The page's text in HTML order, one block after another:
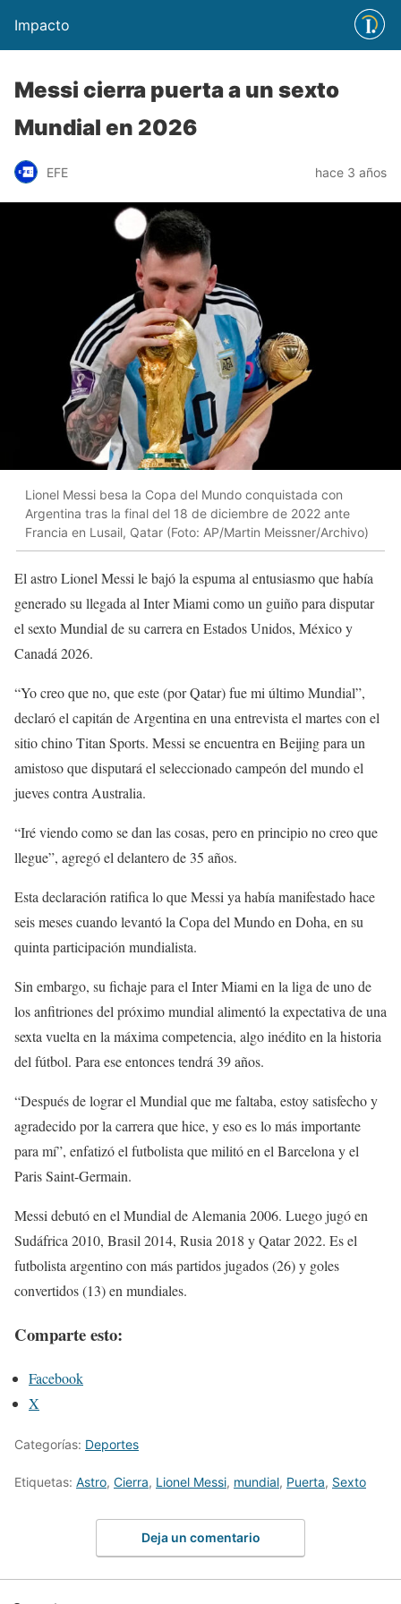
Impacto
Messi cierra puerta a un sexto
Mundial en 2026
EFE hace 3 años
Lionel Messi besa la Copa del Mundo conquistada con
Argentina tras la final del 18 de diciembre de 2022 ante
Francia en Lusail, Qatar (Foto: AP/Martin Meissner/Archivo)
El astro Lionel Messi le bajó la espuma al entusiasmo que había
generado su llegada al Inter Miami como un guiño para disputar
el sexto Mundial de su carrera en Estados Unidos, México y
Canadá 2026.
“Yo creo que no, que este (por Qatar) fue mi último Mundial”,
declaró el capitán de Argentina en una entrevista el martes con el
sitio chino Titan Sports. Messi se encuentra en Beijing para un
amistoso que disputará el seleccionado campeón del mundo el
jueves contra Australia.
“Iré viendo como se dan las cosas, pero en principio no creo que
llegue”, agregó el delantero de 35 años.
Esta declaración ratifica lo que Messi ya había manifestado hace
seis meses cuando levantó la Copa del Mundo en Doha, en su
quinta participación mundialista.
Sin embargo, su fichaje para el Inter Miami en la liga de uno de
los anfitriones del próximo mundial alimentó la expectativa de una
sexta vuelta en la máxima competencia, algo inédito en la historia
del fútbol. Para ese entonces tendrá 39 años.
“Después de lograr el Mundial que me faltaba, estoy satisfecho y
agradecido por la carrera que hice, y eso es lo más importante
para mí”, enfatizó el futbolista que militó en el Barcelona y el
Paris Saint-Germain.
Messi debutó en el Mundial de Alemania 2006. Luego jugó en
Sudáfrica 2010, Brasil 2014, Rusia 2018 y Qatar 2022. Es el
futbolista argentino con más partidos jugados (26) y goles
convertidos (13) en mundiales.
Comparte esto:
Facebook
X
Categorías: Deportes
Etiquetas: Astro, Cierra, Lionel Messi, mundial, Puerta, Sexto
Deja un comentario